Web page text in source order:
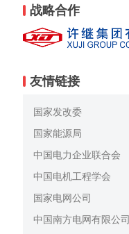
战略合作
友情链接
国家发改委
国家能源局
中国电力企业联合会
中国电机工程学会
国家电网公司
中国南方电网有限公司